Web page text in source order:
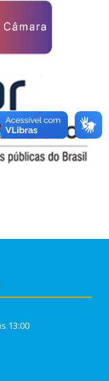
13:00